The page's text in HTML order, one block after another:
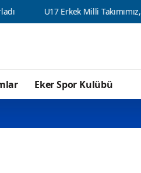
Erkek Milli Takımımız, Balkan
Eker Spor Kulübü